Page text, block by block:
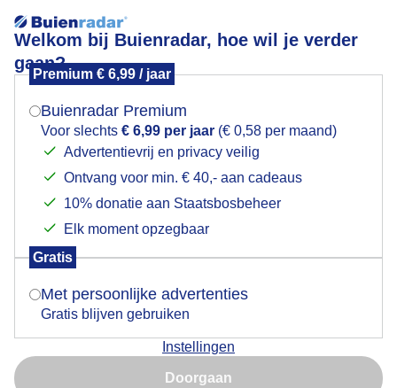
Welkom bij Buienradar, hoe wil je verder
gaan?
Premium € 6,99 / jaar
Buienradar Premium
Voor slechts € 6,99 per jaar (€ 0,58 per maand)
Advertentievrij en privacy veilig
Ontvang voor min. € 40,- aan cadeaus
10% donatie aan Staatsbosbeheer
Elk moment opzegbaar
Gratis
Met persoonlijke advertenties
Gratis blijven gebruiken
Instellingen
Doorgaan
Regenboog regenwolken en hagel bij Zuidhorn
boven de landerijen bij Zuidhorn
Mogen we je locatie gebruiken voor het
Indien je hier nog geen akkoord op hebt gegeven,
verschijnt er zo een pop-up uit je browser waarin
Is goed, toon de popup
Nu niet, misschien later